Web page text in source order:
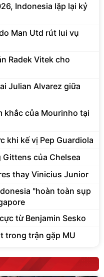
Indonesia lặp lại kỷ
Man Utd rút lui vụ
Radek Vitek cho
Julian Alvarez giữa
khắc của Mourinho tại
khi kế vị Pep Guardiola
của Chelsea
thay Vinicius Junior
"hoàn toàn sụp
từ Benjamin Sesko
trong trận gặp MU